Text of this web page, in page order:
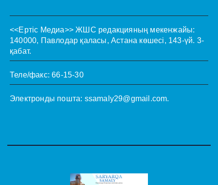
<<Ертіс Медиа>> ЖШС редакцияның мекенжайы:
140000, Павлодар қаласы, Астана көшесі, 143-үй. 3-
қабат.
Теле/факс: 66-15-30
Электронды пошта: ssamaly29@gmail.com.